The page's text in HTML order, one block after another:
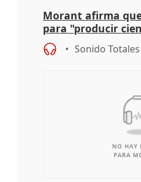
Morant afirma
para "producir
resto del mundo
Sonido Totales